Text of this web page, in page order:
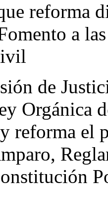
reforma
a
de
Orgánica
reforma el